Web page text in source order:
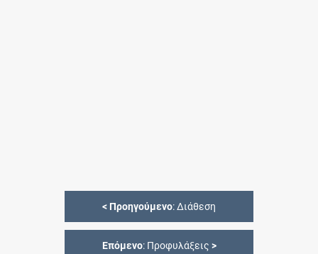
< Προηγούμενο: Διάθεση
Επόμενο: Προφυλάξεις >